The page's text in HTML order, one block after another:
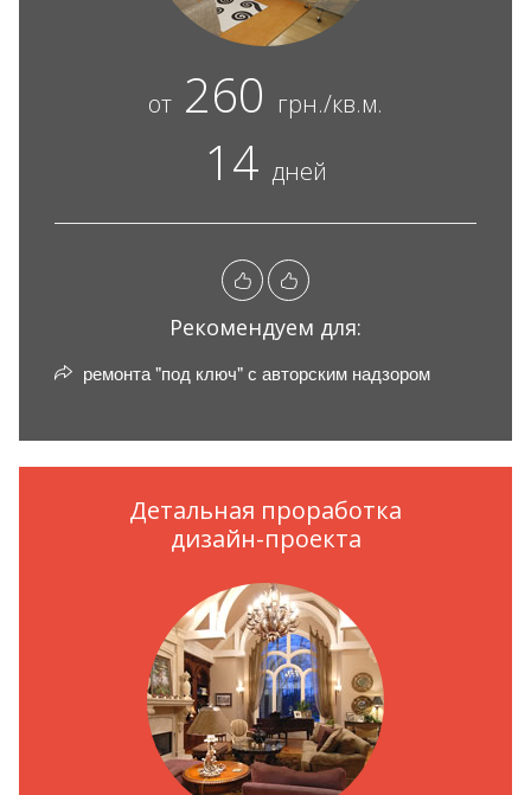
от 260 грн./кв.м.
14 дней
Рекомендуем для:
ремонта "под ключ" с авторским надзором
Детальная проработка
дизайн-проекта